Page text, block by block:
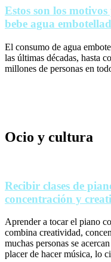
Estos son los
bebe agua
El consumo de agua
las últimas décadas, hasta
millones de personas en
Ocio y cultura
Recibir clases de
concentración y
Aprender a tocar el piano
combina creatividad,
muchas personas se
placer de hacer música, lo